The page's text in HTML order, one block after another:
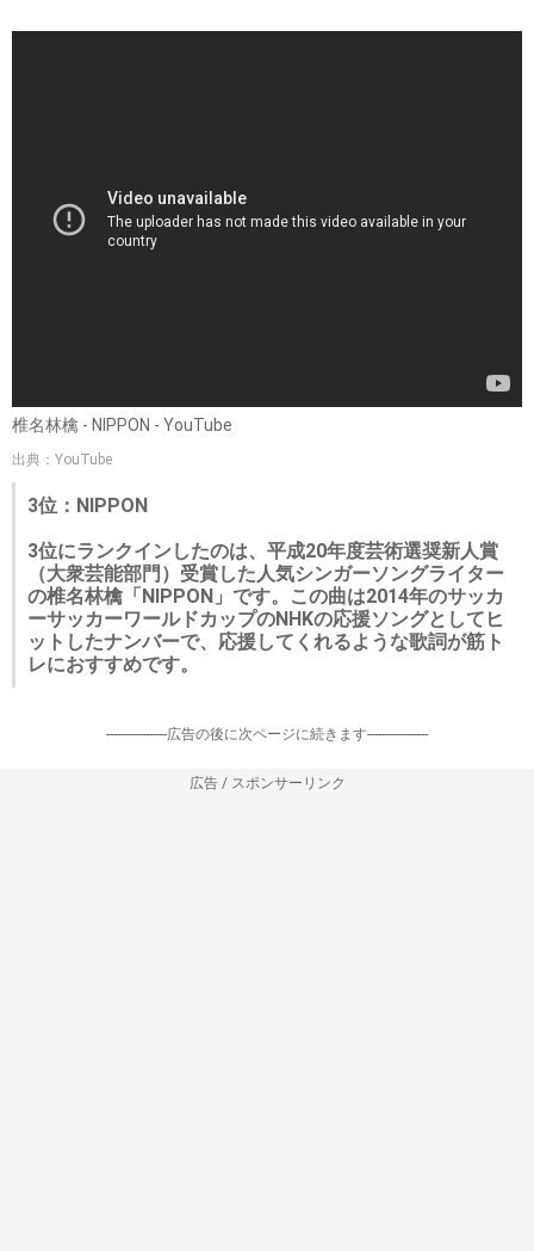
椎名林檎 - NIPPON - YouTube
出典：YouTube
3位：NIPPON
3位にランクインしたのは、平成20年度芸術選奨新人賞
（大衆芸能部門）受賞した人気シンガーソングライター
の椎名林檎「NIPPON」です。この曲は2014年のサッカ
ーサッカーワールドカップのNHKの応援ソングとしてヒ
ットしたナンバーで、応援してくれるような歌詞が筋ト
レにおすすめです。
-----------------広告の後に次ページに続きます-----------------
広告 / スポンサーリンク